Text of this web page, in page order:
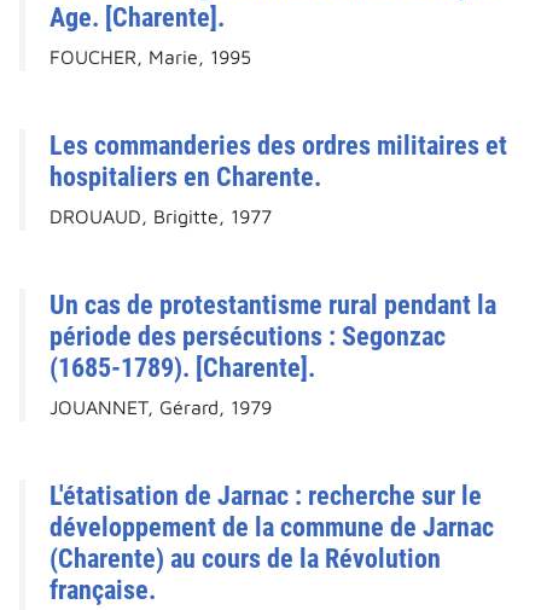
Age. [Charente].
FOUCHER, Marie, 1995
Les commanderies des ordres militaires et
hospitaliers en Charente.
DROUAUD, Brigitte, 1977
Un cas de protestantisme rural pendant la
période des persécutions : Segonzac
(1685-1789). [Charente].
JOUANNET, Gérard, 1979
L'étatisation de Jarnac : recherche sur le
développement de la commune de Jarnac
(Charente) au cours de la Révolution
française.